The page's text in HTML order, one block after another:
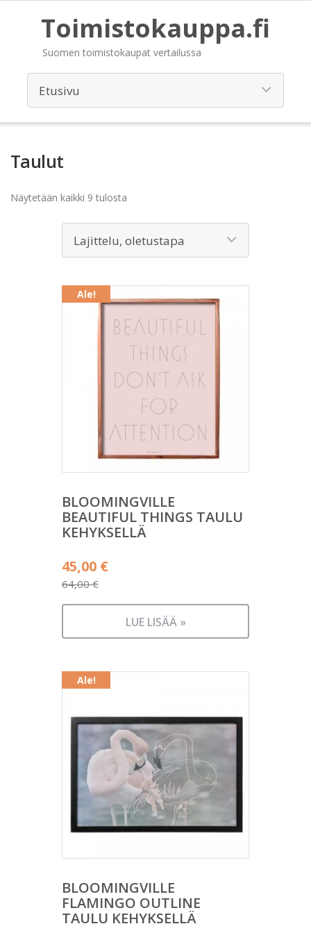
Toimistokauppa.fi
Suomen toimistokaupat vertailussa
Taulut
Näytetään kaikki 9 tulosta
Ale!
BLOOMINGVILLE
BEAUTIFUL THINGS TAULU
KEHYKSELLÄ
64,00€
Alkuperäinen
hinta
oli:
45,00 €
Nykyinen
on:
LUE LISÄÄ »
Ale!
BLOOMINGVILLE
FLAMINGO OUTLINE
TAULU KEHYKSELLÄ